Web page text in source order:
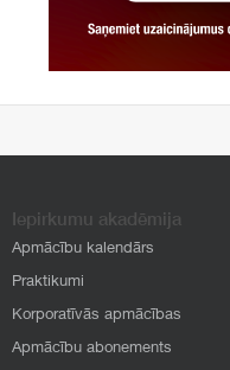
Iepirkumu akadēmija
Apmācību kalendārs
Praktikumi
Korporatīvās apmācības
Apmācību abonements